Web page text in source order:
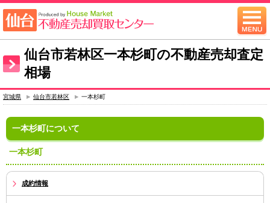
仙台市若林区一本杉町の不動産売却査定
相場
宮城県 仙台市若林区 一本杉町
一本杉町について
一本杉町
成約情報